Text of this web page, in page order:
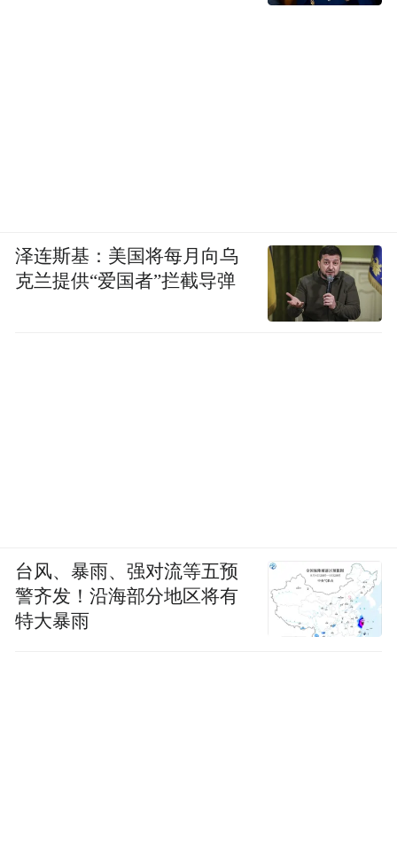
泽连斯基：美国将每月向乌
克兰提供“爱国者”拦截导弹
台风、暴雨、强对流等五预
警齐发！沿海部分地区将有
特大暴雨